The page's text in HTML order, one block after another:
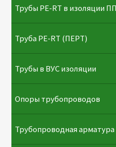
Трубы PE-RT в изоляции
⁠Трубa PE-RT (ПЕРТ)
Трубы в ВУС изоляции
Опоры трубопроводов
Трубопроводная арматура